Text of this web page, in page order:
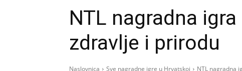
NTL nagradna
zdravlje i prirodu
Naslovnica Sve nagradne igre u Hrvatskoj NTL nagradna